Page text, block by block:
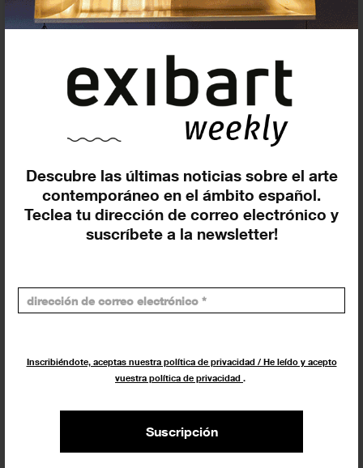
Descubre las últimas noticias sobre el arte
contemporáneo en el ámbito español.
Teclea tu dirección de correo electrónico y
suscríbete a la newsletter!
Inscribiéndote, aceptas nuestra política de privacidad / He leído y acepto
vuestra política de privacidad .
Suscripción
Buscar
Los más leídos
Últimos artículos
Entrevistas